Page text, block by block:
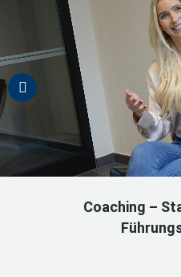
Coaching –